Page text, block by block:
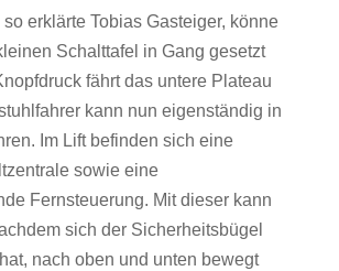
so erklärte Tobias Gasteiger, könne
Schalttafel in Gang gesetzt
fährt das untere Plateau
kann nun eigenständig in
Im Lift befinden sich eine
sowie eine
Fernsteuerung. Mit dieser kann
sich der Sicherheitsbügel
nach oben und unten bewegt